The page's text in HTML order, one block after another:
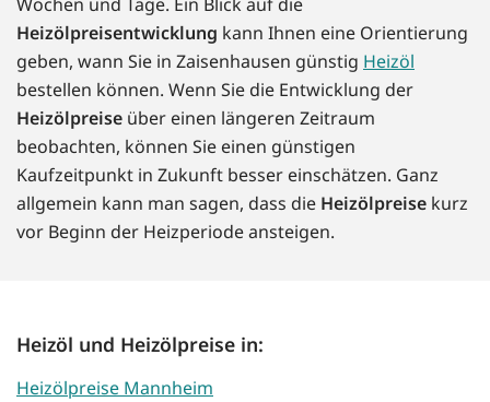
Heizölpreisentwicklung kann Ihnen eine Orientierung
geben, wann Sie in Zaisenhausen günstig Heizöl
bestellen können. Wenn Sie die Entwicklung der
Heizölpreise über einen längeren Zeitraum
beobachten, können Sie einen günstigen
Kaufzeitpunkt in Zukunft besser einschätzen. Ganz
allgemein kann man sagen, dass die Heizölpreise kurz
vor Beginn der Heizperiode ansteigen.
Heizöl und Heizölpreise in:
Heizölpreise Mannheim